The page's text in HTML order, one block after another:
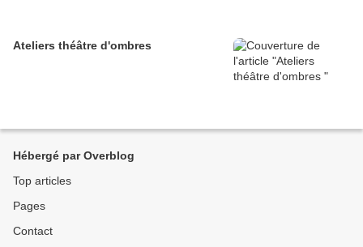
Ateliers théâtre d'ombres
Hébergé par Overblog
Top articles
Pages
Contact